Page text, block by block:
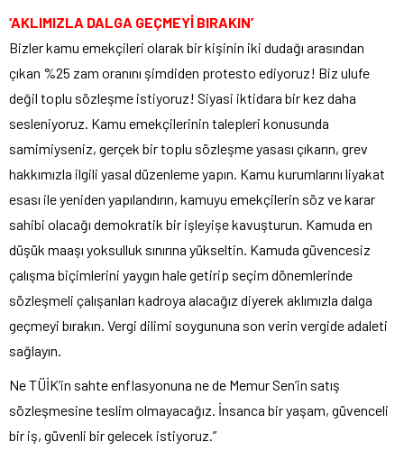
‘AKLIMIZLA DALGA GEÇMEYİ BIRAKIN’
Bizler kamu emekçileri olarak bir kişinin iki dudağı arasından
çıkan %25 zam oranını şimdiden protesto ediyoruz! Biz ulufe
değil toplu sözleşme istiyoruz! Siyasi iktidara bir kez daha
sesleniyoruz. Kamu emekçilerinin talepleri konusunda
samimiyseniz, gerçek bir toplu sözleşme yasası çıkarın, grev
hakkımızla ilgili yasal düzenleme yapın. Kamu kurumlarını liyakat
esası ile yeniden yapılandırın, kamuyu emekçilerin söz ve karar
sahibi olacağı demokratik bir işleyişe kavuşturun. Kamuda en
düşük maaşı yoksulluk sınırına yükseltin. Kamuda güvencesiz
çalışma biçimlerini yaygın hale getirip seçim dönemlerinde
sözleşmeli çalışanları kadroya alacağız diyerek aklımızla dalga
geçmeyi bırakın. Vergi dilimi soygununa son verin vergide adaleti
sağlayın.
Ne TÜİK’in sahte enflasyonuna ne de Memur Sen’in satış
sözleşmesine teslim olmayacağız. İnsanca bir yaşam, güvenceli
bir iş, güvenli bir gelecek istiyoruz.”